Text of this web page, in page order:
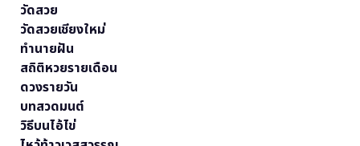
วัดสวย
วัดสวยเชียงใหม่
ทำนายฝัน
สถิติหวยรายเดือน
ดวงรายวัน
บทสวดมนต์
วิธีบนไอ้ไข่